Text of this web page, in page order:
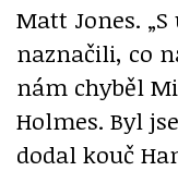
Matt Jones.
naznačili, co
nám chyběl
Holmes. Byl
dodal kouč